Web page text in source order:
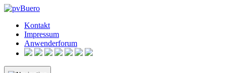
Skip
contentKontakt
Impressum
Anwenderforum